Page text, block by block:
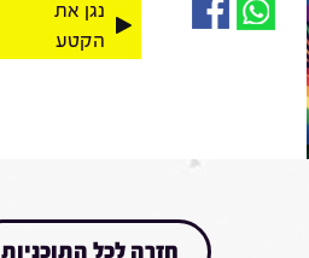
נגן את
הקטע
חזרה לכל התוכניות